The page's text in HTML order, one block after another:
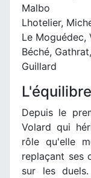
Malbo
Lhotelier,
Le Moguédec,
Béché,
Guillard
Depuis le
Volard qui
rôle qu'elle
replaçant ses
sur les